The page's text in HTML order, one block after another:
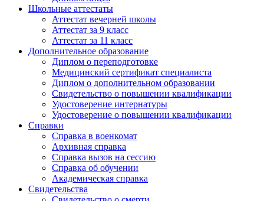
Школьные аттестаты
Аттестат вечерней школы
Аттестат за 9 класс
Аттестат за 11 класс
Дополнительное образование
Диплом о переподготовке
Медицинский сертификат специалиста
Диплом о дополнительном образовании
Свидетельство о повышении квалификации
Удостоверение интернатуры
Удостоверение о повышении квалификации
Справки
Справка в военкомат
Архивная справка
Справка вызов на сессию
Справка об обучении
Академическая справка
Свидетельства